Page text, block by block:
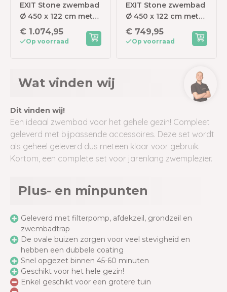
EXIT Stone zwembad
Ø 450 x 122 cm met
zandfilterpomp en
overkapping
€ 1.074,95
Op voorraad
EXIT Stone zwembad
Ø 450 x 122 cm met
zandfilterpomp en
trap
€ 749,95
Op voorraad
Wat vinden wij
Dit vinden wij!
Een ideaal zwembad voor het gehele gezin! Compleet
geleverd met bijpassende accessoires. Deze set wordt
als geheel geleverd dus meteen klaar voor gebruik.
Kortom, een complete set voor jarenlang zwemplezier.
Plus- en minpunten
Geleverd met filterpomp, afdekzeil, grondzeil en
zwembadtrap
De ovale buizen zorgen voor veel stevigheid en
hebben een dubbele coating
Snel opgezet binnen 45-60 minuten
Geschikt voor het hele gezin!
Enkel geschikt voor een grotere tuin